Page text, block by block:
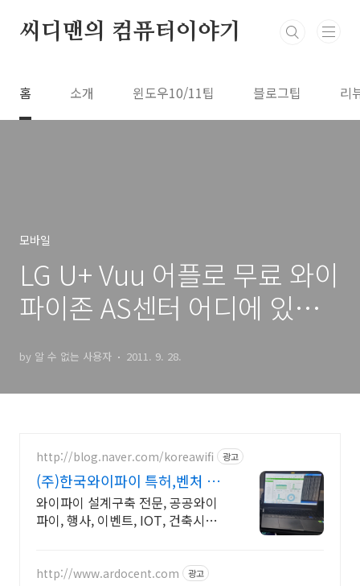
씨디맨의 컴퓨터이야기
홈 소개 윈도우10/11팁 블로그팁 리
모바일
LG U+ Vuu 어플로 무료 와이
파이존 AS센터 어디에 있을
by 알 수 없는 사용자 2011. 9. 28.
http://blog.naver.com/koreawifi 광고
(주)한국와이파이 특허,벤처 1:1
맞춤 상담 및 견적
와이파이 설계구축 전문, 공공와이
파이, 행사, 이벤트, IOT, 건축시설
보유
http://www.ardocent.com 광고